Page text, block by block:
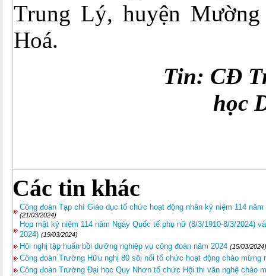
Trung Lý, huyện
Hoá.
Tin: CĐ
học
Các tin khác
Công đoàn Tạp chí Giáo dục tổ chức hoạt động nhân kỷ niệm 114
(21/03/2024)
Họp mặt kỷ niệm 114 năm Ngày Quốc tế phụ nữ (8/3/1910-8/3/2024)
2024) (19/03/2024)
Hội nghị tập huấn bồi dưỡng nghiệp vụ công đoàn năm 2024 (15/03/2024)
Công đoàn Trường Hữu nghị 80 sôi nổi tổ chức hoạt động chào mừng
Công đoàn Trường Đại học Quy Nhơn tổ chức Hội thi văn nghệ chào